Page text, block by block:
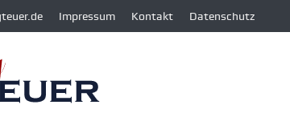
Impressum Kontakt Datenschutz